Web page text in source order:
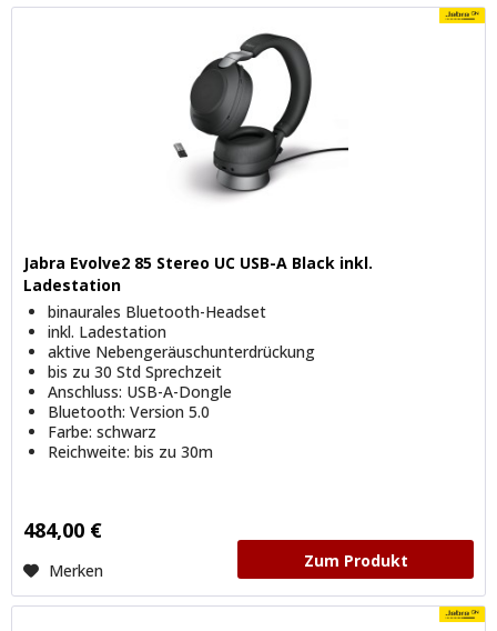
Jabra Evolve2 85 Stereo UC USB-A Black inkl.
Ladestation
binaurales Bluetooth-Headset
inkl. Ladestation
aktive Nebengeräuschunterdrückung
bis zu 30 Std Sprechzeit
Anschluss: USB-A-Dongle
Bluetooth: Version 5.0
Farbe: schwarz
Reichweite: bis zu 30m
484,00 €
Merken Zum Produkt